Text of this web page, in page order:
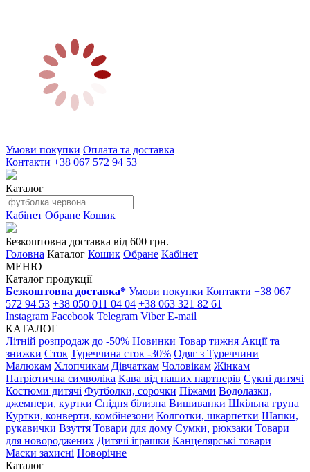
Умови покупки Оплата та доставка
Контакти +38 067 572 94 53
Каталог
Кабінет Обране Кошик
Безкоштовна доставка від 600 грн.
Головна Каталог Кошик Обране Кабінет
МЕНЮ
Каталог продукції
Безкоштовна доставка* Умови покупки Контакти +38 067
572 94 53 +38 050 011 04 04 +38 063 321 82 61
Instagram Facebook Telegram Viber E-mail
КАТАЛОГ
Літній розпродаж до -50% Новинки Товар тижня Акції та
знижки Сток Туреччина сток -30% Одяг з Туреччини
Малюкам Хлопчикам Дівчаткам Чоловікам Жінкам
Патріотична символіка Кава від наших партнерів Сукні дитячі
Костюми дитячі Футболки, сорочки Піжами Водолазки,
джемпери, куртки Спідня білизна Вишиванки Шкільна група
Куртки, конверти, комбінезони Колготки, шкарпетки Шапки,
рукавички Взуття Товари для дому Сумки, рюкзаки Товари
для новороджених Дитячі іграшки Канцелярські товари
Маски захисні Новорічне
Каталог